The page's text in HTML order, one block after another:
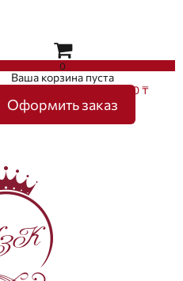
0
Ваша корзина пуста
в корзине
на сумму0 ₸
Оформить заказ